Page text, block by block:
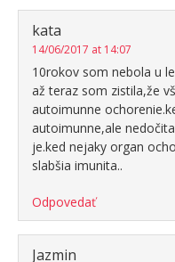
kata
14/06/2017 at 14:07
10rokov som nebola u
až teraz som zistila,že
autoimunne
autoimunne,ale
je.ked nejaky organ
slabšia imunita..
Odpovedať
Jazmin